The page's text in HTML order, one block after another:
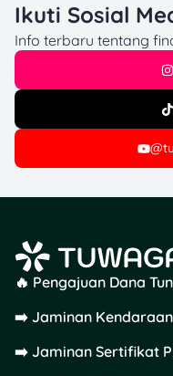
Januari 2025
?Diskon & Kuota:
Oppo X8: Diskon
Rp500.000
Oppo X8 Pro:
Rp1.000.000
Diskon berlaku
selama kuota
Promo diskon
Ikuti Sosial
Info terbaru tentang
🔥 Pengajuan Dana
➡️ Jaminan
➡️ Jaminan Sertifikat